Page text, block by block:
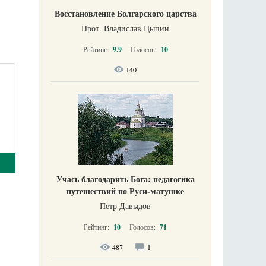
Восстановление Болгарского царства
Прот. Владислав Цыпин
Рейтинг: 9.9 Голосов: 10
140
Учась благодарить Бога: педагогика
путешествий по Руси-матушке
Петр Давыдов
Рейтинг: 10 Голосов: 71
487 1